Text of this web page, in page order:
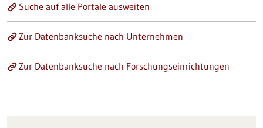
Suche auf alle Portale ausweiten
Zur Datenbanksuche nach Unternehmen
Zur Datenbanksuche nach Forschungseinrichtungen